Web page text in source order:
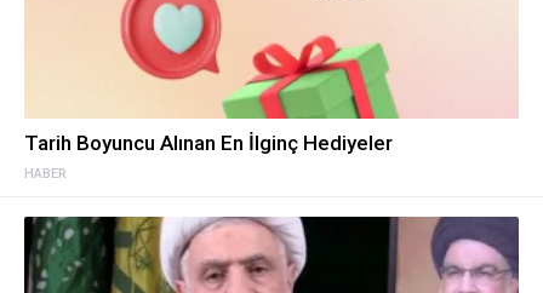
HABER
Tarih Boyuncu Alınan En İlginç Hediyeler